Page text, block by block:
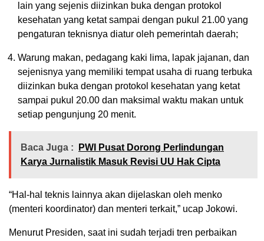
lain yang sejenis diizinkan buka dengan protokol
kesehatan yang ketat sampai dengan pukul 21.00 yang
pengaturan teknisnya diatur oleh pemerintah daerah;
Warung makan, pedagang kaki lima, lapak jajanan, dan
sejenisnya yang memiliki tempat usaha di ruang terbuka
diizinkan buka dengan protokol kesehatan yang ketat
sampai pukul 20.00 dan maksimal waktu makan untuk
setiap pengunjung 20 menit.
Baca Juga :
PWI Pusat Dorong Perlindungan
Karya Jurnalistik Masuk Revisi UU Hak Cipta
“Hal-hal teknis lainnya akan dijelaskan oleh menko
(menteri koordinator) dan menteri terkait,” ucap Jokowi.
Menurut Presiden, saat ini sudah terjadi tren perbaikan